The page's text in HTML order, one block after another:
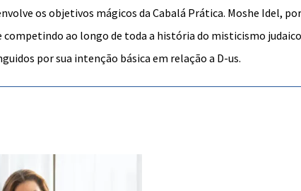
os objetivos mágicos da Cabalá Prática. Moshe Idel,
competindo ao longo de toda a história do misticismo
por sua intenção básica em relação a D-us.